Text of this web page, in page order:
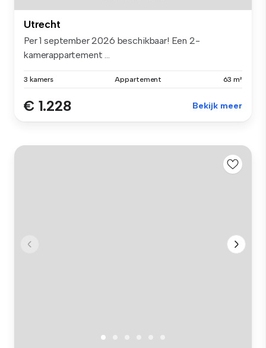
Utrecht
Per 1 september 2026 beschikbaar! Een 2-
kamerappartement ...
3 kamers Appartement 63 m²
€ 1.228 Bekijk meer